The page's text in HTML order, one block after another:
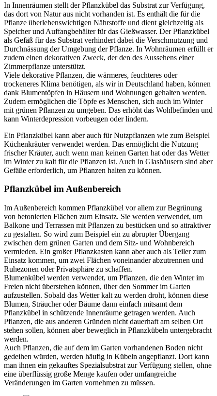
In Innenräumen stellt der Pflanzkübel das Substrat zur Verfügung,
das dort von Natur aus nicht vorhanden ist. Es enthält die für die
Pflanze überlebenswichtigen Nährstoffe und dient gleichzeitig als
Speicher und Auffangbehälter für das Gießwasser. Der Pflanzkübel
als Gefäß für das Substrat verhindert dabei die Verschmutzung und
Durchnässung der Umgebung der Pflanze. In Wohnräumen erfüllt er
zudem einen dekorativen Zweck, der den des Aussehens einer
Zimmerpflanze unterstützt.
Viele dekorative Pflanzen, die wärmeres, feuchteres oder
trockeneres Klima benötigen, als wir in Deutschland haben, können
dank Blumentöpfen in Häusern und Wohnungen gehalten werden.
Zudem ermöglichen die Töpfe es Menschen, sich auch im Winter
mit grünen Pflanzen zu umgeben. Das erhöht das Wohlbefinden und
kann Winterdepression vorbeugen oder lindern.
Ein Pflanzkübel kann aber auch für Nutzpflanzen wie zum Beispiel
Küchenkräuter verwendet werden. Das ermöglicht die Nutzung
frischer Kräuter, auch wenn man keinen Garten hat oder das Wetter
im Winter zu kalt für die Pflanzen ist. Auch in Glashäusern sind aber
Gefäße erforderlich, um Pflanzen halten zu können.
Pflanzkübel im Außenbereich
Im Außenbereich kommen Pflanzkübel vor allem zur Begrünung
von betonierten Flächen zum Einsatz. Sie werden verwendet, um
Balkone und Terrassen mit Pflanzen zu bestücken und so attraktiver
zu gestalten. So wird zum Beispiel ein zu abrupter Übergang
zwischen dem grünen Garten und dem Sitz- und Wohnbereich
vermieden. Ein großer Pflanzkasten kann aber auch als Teiler zum
Einsatz kommen, um zwei Flächen voneinander abzutrennen und
Ruhezonen oder Privatsphäre zu schaffen.
Blumenkübel werden verwendet, um Pflanzen, die den Winter im
Freien nicht überstehen können, über den Sommer im Garten
aufzustellen. Sobald das Wetter kalt zu werden droht, können diese
Blumen, Sträucher oder Bäume dann einfach mitsamt dem
Pflanzkübel in schützende Innenräume getragen werden. Auch
Pflanzen, die aus anderen Gründen nicht dauerhaft am selben Ort
stehen sollen, können aber beweglich in Pflanzkübeln untergebracht
werden.
Auch Pflanzen, die auf dem im Garten vorhandenen Boden nicht
gedeihen würden, werden häufig in Kübeln angepflanzt. Dort kann
man ihnen ein gekauftes Spezialsubstrat zur Verfügung stellen, ohne
eine überflüssig große Menge kaufen oder umfangreiche
Veränderungen im Garten vornehmen zu müssen.